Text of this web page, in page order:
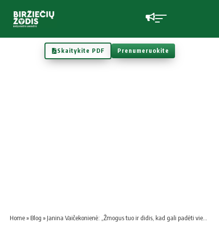
Skaitykite PDF Prenumeruokite
Home» Blog » Janina Vaičekonienė: „Žmogus tuo ir didis, kad gali padėti vienas kitam“